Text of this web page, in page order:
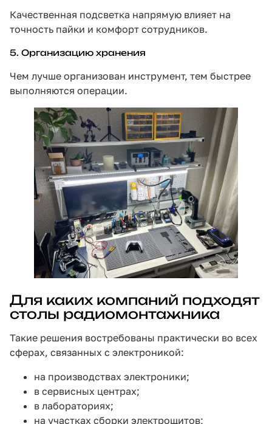
Качественная подсветка напрямую влияет на
точность пайки и комфорт сотрудников.
5. Организацию хранения
Чем лучше организован инструмент, тем быстрее
выполняются операции.
Для каких компаний подходят
столы радиомонтажника
Такие решения востребованы практически во всех
сферах, связанных с электроникой:
на производствах электроники;
в сервисных центрах;
в лабораториях;
на участках сборки электрощитов;